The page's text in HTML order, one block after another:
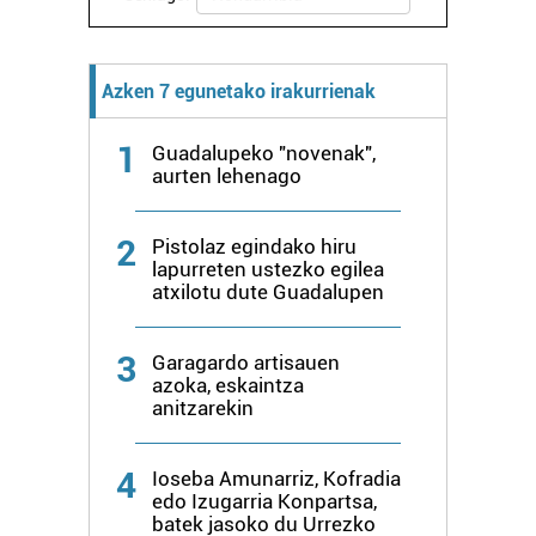
Webgune honek cookie propioak eta hirugarrenen cookie-
zerbitzuak hobetzeko asmoz, cookie teknologiaz
baliatzen gara. Ohar hau onartuz gero, teknologia hori
Azken 7 egunetako irakurrienak
1
Guadalupeko "novenak",
aurten lehenago
2
Pistolaz egindako hiru
lapurreten ustezko egilea
atxilotu dute Guadalupen
3
Garagardo artisauen
azoka, eskaintza
anitzarekin
4
Ioseba Amunarriz, Kofradia
edo Izugarria Konpartsa,
batek jasoko du Urrezko